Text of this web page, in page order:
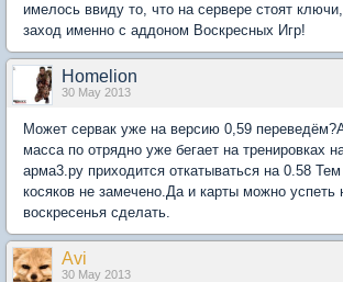
имелось ввиду то, что на сервере стоят
заход именно с аддоном Воскресных Игр!
Homelion
30 May 2013
Может сервак уже на версию 0,59
масса по отрядно уже бегает на тренировках
арма3.ру приходится откатываться на 0.58
косяков не замечено.Да и карты можно успеть
воскресенья сделать.
Avi
30 May 2013